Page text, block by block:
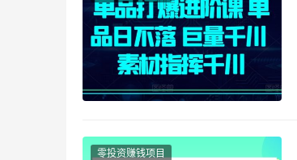
零投资赚钱项目